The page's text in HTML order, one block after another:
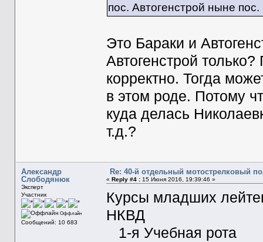
пос. Автогенстрой ныне
Это Бараки и
Автогенстрой
корректно. Тогда
в этом роде. Потому
куда делась
т.д.?
Александр
Слободянюк
Эксперт
Участник
Оффлайн
Сообщений: 10 683
Re: 40-й отдельный мотострелковый
« Reply #4 :15 Июня 2016, 19:39:46 »
Курсы младших
НКВД
1-я Учебная рота